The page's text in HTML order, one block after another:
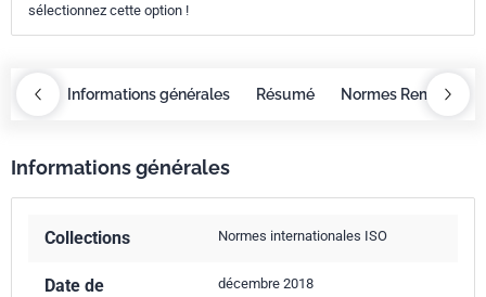
sélectionnez cette option !
Informations générales Résumé Normes
Informations générales
Collections Normes internationales ISO
Date de
décembre 2018